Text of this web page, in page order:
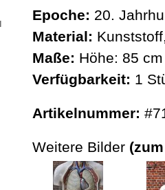
Epoche: 20.
Material:
Maße: Höhe: 85 cm
Verfügbarkeit: 1
Artikelnummer:
Weitere Bilder